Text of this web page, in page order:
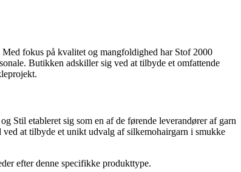
fokus på kvalitet og mangfoldighed har Stof 2000
Butikken adskiller sig ved at tilbyde et omfattende
Stil etableret sig som en af de førende leverandører af garn
at tilbyde et unikt udvalg af silkemohairgarn i smukke
efter denne specifikke produkttype.